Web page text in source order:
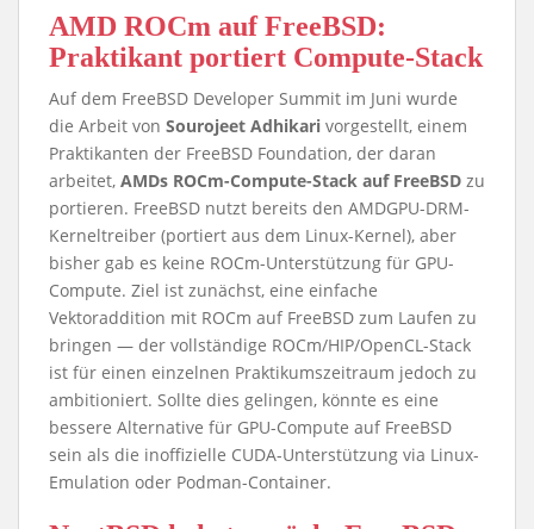
AMD ROCm auf FreeBSD:
Praktikant portiert Compute-Stack
Auf dem FreeBSD Developer Summit im Juni wurde
die Arbeit von Sourojeet Adhikari vorgestellt, einem
Praktikanten der FreeBSD Foundation, der daran
arbeitet, AMDs ROCm-Compute-Stack auf FreeBSD zu
portieren. FreeBSD nutzt bereits den AMDGPU-DRM-
Kerneltreiber (portiert aus dem Linux-Kernel), aber
bisher gab es keine ROCm-Unterstützung für GPU-
Compute. Ziel ist zunächst, eine einfache
Vektoraddition mit ROCm auf FreeBSD zum Laufen zu
bringen — der vollständige ROCm/HIP/OpenCL-Stack
ist für einen einzelnen Praktikumszeitraum jedoch zu
ambitioniert. Sollte dies gelingen, könnte es eine
bessere Alternative für GPU-Compute auf FreeBSD
sein als die inoffizielle CUDA-Unterstützung via Linux-
Emulation oder Podman-Container.